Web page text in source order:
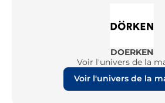
DOERKEN
Voir l'univers de la
Voir l'univers de la